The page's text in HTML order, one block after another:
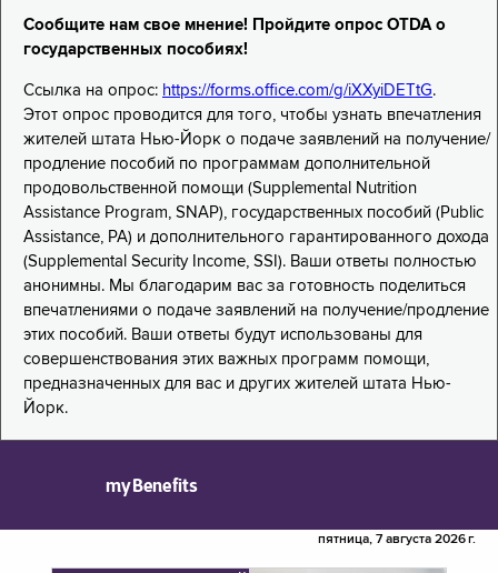
Сообщите нам свое мнение! Пройдите опрос OTDA о
государственных пособиях!
Ссылка на опрос: https://forms.office.com/g/iXXyiDETtG.
Этот опрос проводится для того, чтобы узнать впечатления
жителей штата Нью-Йорк о подаче заявлений на получение/
продление пособий по программам дополнительной
продовольственной помощи (Supplemental Nutrition
Assistance Program, SNAP), государственных пособий (Public
Assistance, PA) и дополнительного гарантированного дохода
(Supplemental Security Income, SSI). Ваши ответы полностью
анонимны. Мы благодарим вас за готовность поделиться
впечатлениями о подаче заявлений на получение/продление
этих пособий. Ваши ответы будут использованы для
совершенствования этих важных программ помощи,
предназначенных для вас и других жителей штата Нью-
Йорк.
myBenefits
пятница, 7 августа 2026 г.